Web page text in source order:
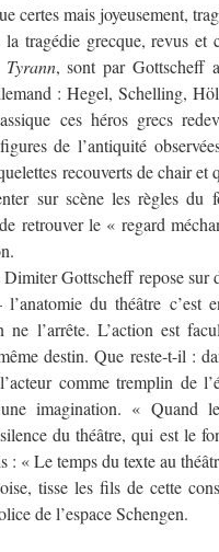
certes mais joyeusement,
la tragédie grecque, revus
Tyrann, sont par Gottscheff
: Hegel, Schelling,
ces héros grecs
de l’antiquité
recouverts de chair
sur scène les règles du
retrouver le « regard
Gottscheff repose
du théâtre c’est
ne l’arrête. L’action est
destin. Que reste-t-il :
comme tremplin de
imagination. « Quand
du théâtre, qui est le
: « Le temps du texte au
tisse les fils de cette
de l’espace Schengen.